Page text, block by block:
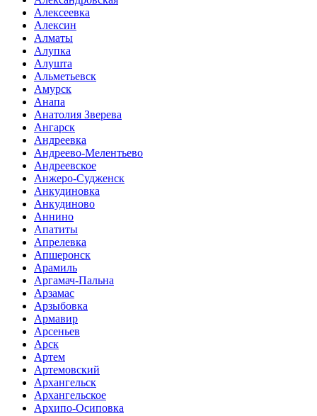
Алексеевка
Алексин
Алматы
Алупка
Алушта
Альметьевск
Амурск
Анапа
Анатолия Зверева
Ангарск
Андреевка
Андреево-Мелентьево
Андреевское
Анжеро-Судженск
Анкудиновка
Анкудиново
Аннино
Апатиты
Апрелевка
Апшеронск
Арамиль
Аргамач-Пальна
Арзамас
Арзыбовка
Армавир
Арсеньев
Арск
Артем
Артемовский
Архангельск
Архангельское
Архипо-Осиповка